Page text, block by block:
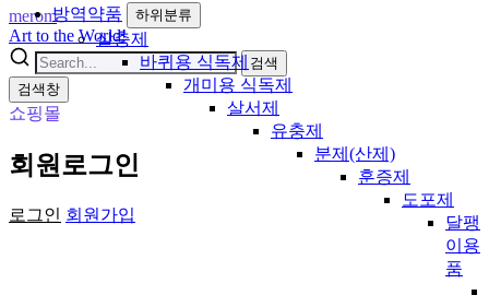
merom
Art to the World!
검색
검색창
쇼핑몰
회원로그인
로그인 회원가입
방역약품
하위분류
살충제
바퀴용 식독제
개미용 식독제
살서제
유충제
분제(산제)
훈증제
도포제
달팽
이용
품